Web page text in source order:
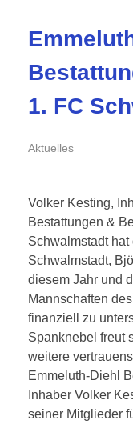
1. FC
Aktuelles
Volker Kesting,
Bestattungen &
Schwalmstadt hat
Schwalmstadt,
diesem Jahr und
Mannschaften
finanziell zu
Spanknebel freut
weitere
Emmeluth-Diehl
Inhaber Volker
seiner Mitglieder